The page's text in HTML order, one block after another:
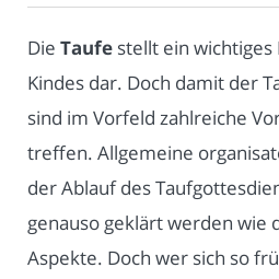
Die Taufe stellt ein wichtiges
Kindes dar. Doch damit der
sind im Vorfeld zahlreiche
treffen. Allgemeine
der Ablauf des
genauso geklärt werden wie
Aspekte. Doch wer sich so